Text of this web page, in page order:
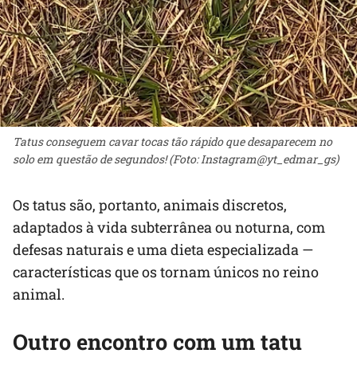
Tatus conseguem cavar tocas tão rápido que desaparecem no
solo em questão de segundos! (Foto: Instagram@yt_edmar_gs)
Os tatus são, portanto, animais discretos,
adaptados à vida subterrânea ou noturna, com
defesas naturais e uma dieta especializada —
características que os tornam únicos no reino
animal.
Outro encontro com um tatu